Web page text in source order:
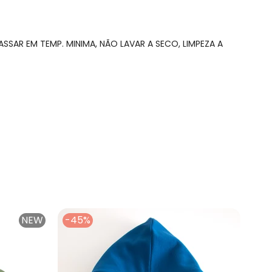
EM TEMP. MINIMA, NÃO LAVAR A SECO, LIMPEZA A
NEW -45%